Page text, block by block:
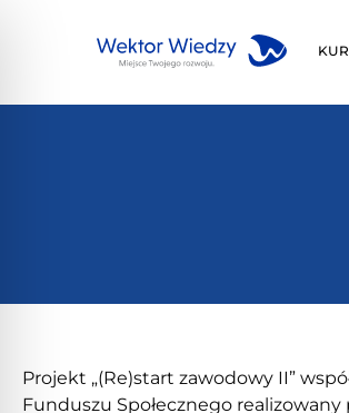
Projekt „(Re)start zawodowy II”
Funduszu Społecznego